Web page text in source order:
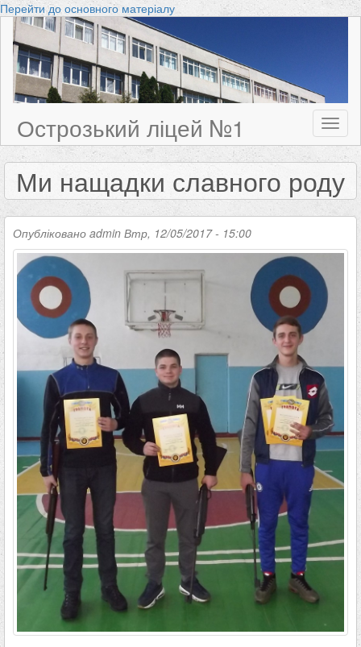
Перейти до основного матеріалу
Острозький ліцей №1
Ми нащадки славного роду
Опубліковано admin Втр, 12/05/2017 - 15:00